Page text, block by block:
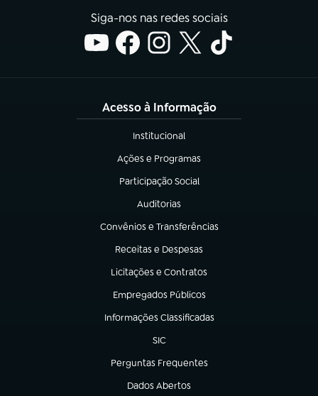
Siga-nos nas redes sociais
Acesso à Informação
Institucional
(abre em nova aba)
Ações e Programas
(abre em nova aba)
Participação Social
(abre em nova aba)
Auditorias
(abre em nova aba)
Convênios e Transferências
(abre em nova aba)
Receitas e Despesas
(abre em nova aba)
Licitações e Contratos
(abre em nova aba)
Empregados Públicos
(abre em nova aba)
Informações Classificadas
(abre em nova aba)
SIC
(abre em nova aba)
Perguntas Frequentes
(abre em nova aba)
Dados Abertos
(abre em nova aba)